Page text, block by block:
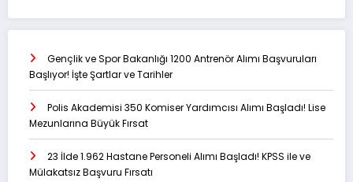
Gençlik ve Spor Bakanlığı 1200 Antrenör Alımı Başvuruları
Başlıyor! İşte Şartlar ve Tarihler
Polis Akademisi 350 Komiser Yardımcısı Alımı Başladı! Lise
Mezunlarına Büyük Fırsat
23 İlde 1.962 Hastane Personeli Alımı Başladı! KPSS ile ve
Mülakatsız Başvuru Fırsatı